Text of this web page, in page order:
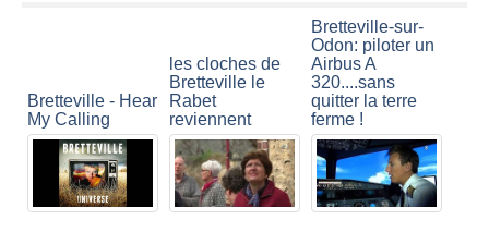
Bretteville - Hear
My Calling
les cloches de
Bretteville le
Rabet
reviennent
Bretteville-sur-
Odon: piloter un
Airbus A
320....sans
quitter la terre
ferme !